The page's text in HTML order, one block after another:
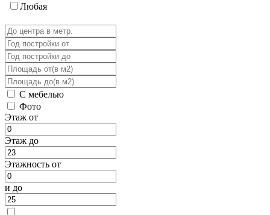
Любая
С мебелью
Фото
Этаж от
Этаж до
Этажность от
и до